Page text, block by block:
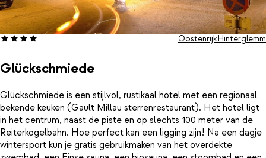
Glückschmiede
OostenrijkHinterglemm
Glückschmiede is een stijlvol, rustikaal hotel met een regionaal
bekende keuken (Gault Millau sterrenrestaurant). Het hotel ligt
in het centrum, naast de piste en op slechts 100 meter van de
Reiterkogelbahn. Hoe perfect kan een ligging zijn! Na een dagje
wintersport kun je gratis gebruikmaken van het overdekte